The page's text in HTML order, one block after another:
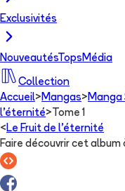
Exclusivités
NouveautésTops Média
Collection
Accueil> Mangas> Manga
l'éternité> Tome 1
< Le Fruit de l'éternité
Faire découvrir cet album